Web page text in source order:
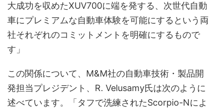
大成功を収めたXUV700に端を発する、次世代自動
車にプレミアムな自動車体験を可能にするという両
社それぞれのコミットメントを明確にするもので
す」
この関係について、M&M社の自動車技術・製品開
発担当プレジデント、R. Velusamy氏は次のように
述べています。「タフで洗練されたScorpio-Nによ